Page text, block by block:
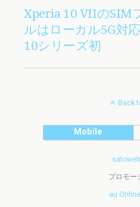
Xperia 10 VIIのSIM
ルはローカル5G対
10シリーズ初
Back
Mobile
プロモー
au